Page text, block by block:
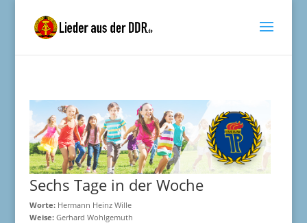
Sechs Tage in der Woche
Worte:Hermann Heinz Wille
Weise:Gerhard Wohlgemuth